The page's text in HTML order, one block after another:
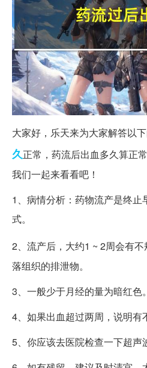
大家好，乐天来为大家解答以
久正常，药流后出血多久算正
我们一起来看看吧！
1、病情分析：药物流产是终
式。
2、流产后，大约1 ~ 2周会有不
落组织的排泄物。
3、一般少于月经的量为暗红色。
4、如果出血超过两周，说明有
5、你应该去医院检查一下超声